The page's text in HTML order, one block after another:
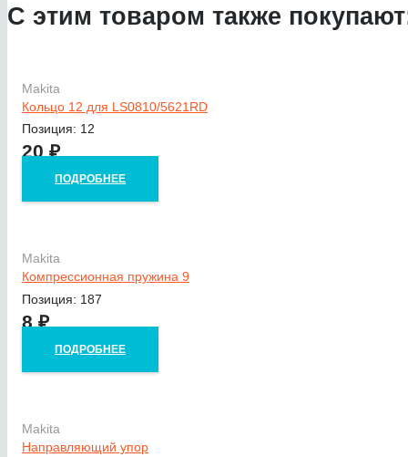
С этим товаром также
Makita
Кольцо 12 для LS0810/5621RD
Позиция: 12
20₽
ПОДРОБНЕЕ
Makita
Компрессионная пружина 9
Позиция: 187
8₽
ПОДРОБНЕЕ
Makita
Направляющий упор